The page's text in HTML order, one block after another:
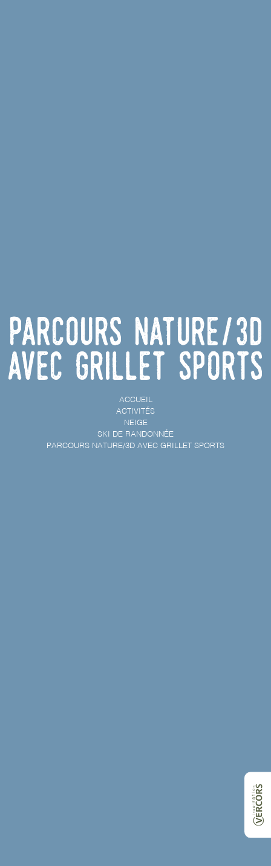
Parcours nature/3D
avec Grillet Sports
ACCUEIL
ACTIVITÉS
NEIGE
SKI DE RANDONNÉE
PARCOURS NATURE/3D AVEC GRILLET SPORTS